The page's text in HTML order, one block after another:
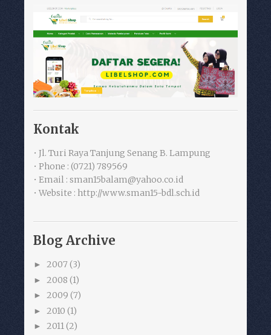
Kontak
• Jl. Turi Raya Tanjung Senang B. Lampung
• Phone : (0721) 789569
• Email : sman15balam@yahoo.co.id
• Website : http://www.sman15-bdl.sch.id
Blog Archive
► 2007 (3)
► 2008 (1)
► 2009 (7)
► 2010 (1)
► 2011(2)